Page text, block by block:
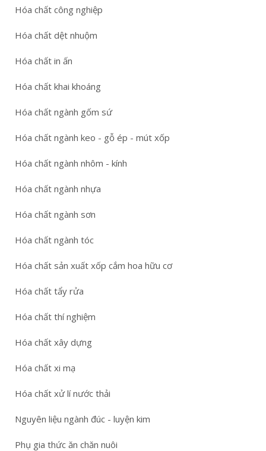
Hóa chất công nghiệp
Hóa chất dệt nhuộm
Hóa chất in ấn
Hóa chất khai khoáng
Hóa chất ngành gốm sứ
Hóa chất ngành keo - gỗ ép - mút xốp
Hóa chất ngành nhôm - kính
Hóa chất ngành nhựa
Hóa chất ngành sơn
Hóa chất ngành tóc
Hóa chất sản xuất xốp cắm hoa hữu cơ
Hóa chất tẩy rửa
Hóa chất thí nghiệm
Hóa chất xây dựng
Hóa chất xi mạ
Hóa chất xử lí nước thải
Nguyên liệu ngành đúc - luyện kim
Phụ gia thức ăn chăn nuôi